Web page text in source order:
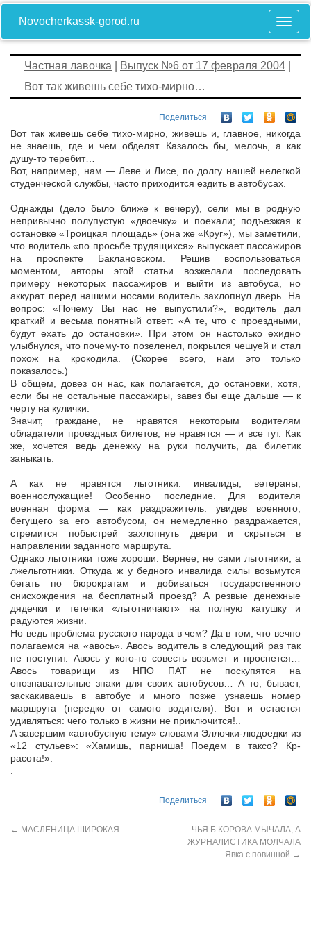
Novocherkassk-gorod.ru
Частная лавочка Выпуск №6 от 17 февраля 2004
Вот так живешь себе тихо-мирно…
Поделиться
Вот так живешь себе тихо-мирно, живешь и, главное, никогда
не знаешь, где и чем обделят. Казалось бы, мелочь, а как
душу-то теребит…
Вот, например, нам — Леве и Лисе, по долгу нашей нелегкой
студенческой службы, часто приходится ездить в автобусах.
Однажды (дело было ближе к вечеру), сели мы в родную
непривычно полупустую «двоечку» и поехали; подъезжая к
остановке «Троицкая площадь» (она же «Круг»), мы заметили,
что водитель «по просьбе трудящихся» выпускает пассажиров
на проспекте Баклановском. Решив воспользоваться
моментом, авторы этой статьи возжелали последовать
примеру некоторых пассажиров и выйти из автобуса, но
аккурат перед нашими носами водитель захлопнул дверь. На
вопрос: «Почему Вы нас не выпустили?», водитель дал
краткий и весьма понятный ответ: «А те, что с проездными,
будут ехать до остановки». При этом он настолько ехидно
улыбнулся, что почему-то позеленел, покрылся чешуей и стал
похож на крокодила. (Скорее всего, нам это только
показалось.)
В общем, довез он нас, как полагается, до остановки, хотя,
если бы не остальные пассажиры, завез бы еще дальше — к
черту на кулички.
Значит, граждане, не нравятся некоторым водителям
обладатели проездных билетов, не нравятся — и все тут. Как
же, хочется ведь денежку на руки получить, да билетик
заныкать.
А как не нравятся льготники: инвалиды, ветераны,
военнослужащие! Особенно последние. Для водителя
военная форма — как раздражитель: увидев военного,
бегущего за его автобусом, он немедленно раздражается,
стремится побыстрей захлопнуть двери и скрыться в
направлении заданного маршрута.
Однако льготники тоже хороши. Вернее, не сами льготники, а
лжельготники. Откуда ж у бедного инвалида силы возьмутся
бегать по бюрократам и добиваться государственного
снисхождения на бесплатный проезд? А резвые денежные
дядечки и тетечки «льготничают» на полную катушку и
радуются жизни.
Но ведь проблема русского народа в чем? Да в том, что вечно
полагаемся на «авось». Авось водитель в следующий раз так
не поступит. Авось у кого-то совесть возьмет и проснется…
Авось товарищи из НПО ПАТ не поскупятся на
опознавательные знаки для своих автобусов… А то, бывает,
заскакиваешь в автобус и много позже узнаешь номер
маршрута (нередко от самого водителя). Вот и остается
удивляться: чего только в жизни не приключится!..
А завершим «автобусную тему» словами Эллочки-людоедки из
«12 стульев»: «Хамишь, парниша! Поедем в таксо? Кр-
расота!».
.
Поделиться
← МАСЛЕНИЦА ШИРОКАЯ
ЧЬЯ Б КОРОВА МЫЧАЛА, А
ЖУРНАЛИСТИКА МОЛЧАЛА
Явка с повинной →